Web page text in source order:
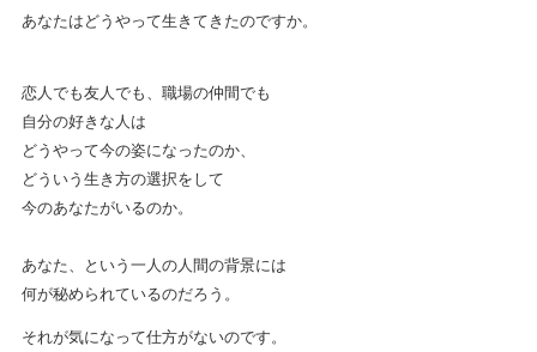
あなたはどうやって生きてきたのですか。
恋人でも友人でも、職場の仲間でも
自分の好きな人は
どうやって今の姿になったのか、
どういう生き方の選択をして
今のあなたがいるのか。
あなた、という一人の人間の背景には
何が秘められているのだろう。
それが気になって仕方がないのです。